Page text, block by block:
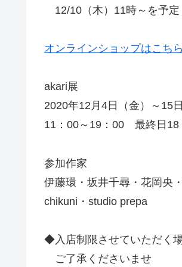
12/10（木）11時～を予定
オンラインショップはこち
akari展
2020年12月4日（金）～15
11：00～19：00 最終日
参加作家
伊藤環・坂井千尋・花岡央
chikuni・studio prepa
◆入店制限させていただく
ご了承くださいませ